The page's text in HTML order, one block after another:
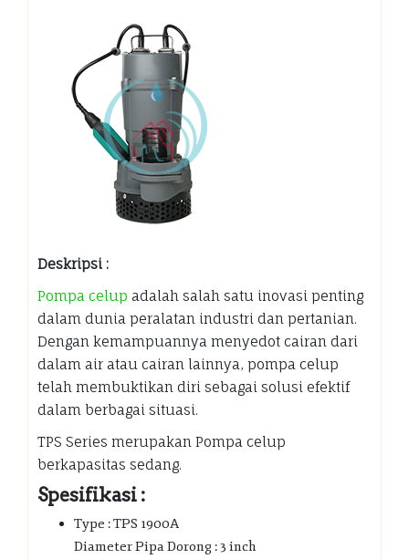
Deskripsi :
Pompa celup adalah salah satu inovasi penting
dalam dunia peralatan industri dan pertanian.
Dengan kemampuannya menyedot cairan dari
dalam air atau cairan lainnya, pompa celup
telah membuktikan diri sebagai solusi efektif
dalam berbagai situasi.
TPS Series merupakan Pompa celup
berkapasitas sedang.
Spesifikasi :
Type : TPS 1900A
Diameter Pipa Dorong : 3 inch